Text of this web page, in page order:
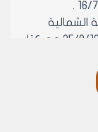
الشمالية
المصدقة بالقرار الوزاري رقم /1360/ تاريخ 25/9/1980 مع كتاب
وذلك بـ :
للنفع